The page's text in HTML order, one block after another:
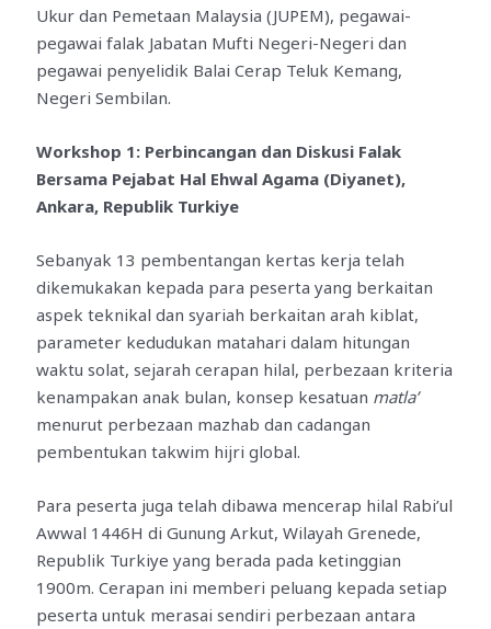
Ukur dan Pemetaan Malaysia (JUPEM), pegawai-
pegawai falak Jabatan Mufti Negeri-Negeri dan
pegawai penyelidik Balai Cerap Teluk Kemang,
Negeri Sembilan.
Workshop 1: Perbincangan dan Diskusi Falak
Bersama Pejabat Hal Ehwal Agama (Diyanet),
Ankara, Republik Turkiye
Sebanyak 13 pembentangan kertas kerja telah
dikemukakan kepada para peserta yang berkaitan
aspek teknikal dan syariah berkaitan arah kiblat,
parameter kedudukan matahari dalam hitungan
waktu solat, sejarah cerapan hilal, perbezaan kriteria
kenampakan anak bulan, konsep kesatuan matla’
menurut perbezaan mazhab dan cadangan
pembentukan takwim hijri global.
Para peserta juga telah dibawa mencerap hilal Rabi’ul
Awwal 1446H di Gunung Arkut, Wilayah Grenede,
Republik Turkiye yang berada pada ketinggian
1900m. Cerapan ini memberi peluang kepada setiap
peserta untuk merasai sendiri perbezaan antara